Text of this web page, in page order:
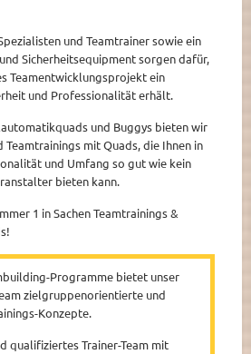
und Teamtrainer sowie ein
Sicherheitsequipment sorgen dafür,
Teamentwicklungsprojekt ein
und Professionalität erhält.
und Buggys bieten wir
Teamtrainings mit Quads, die Ihnen in
und Umfang so gut wie kein
bieten kann.
1 in Sachen Teamtrainings &
Programme bietet unser
zielgruppenorientierte und
Konzepte.
qualifiziertes Trainer-Team mit